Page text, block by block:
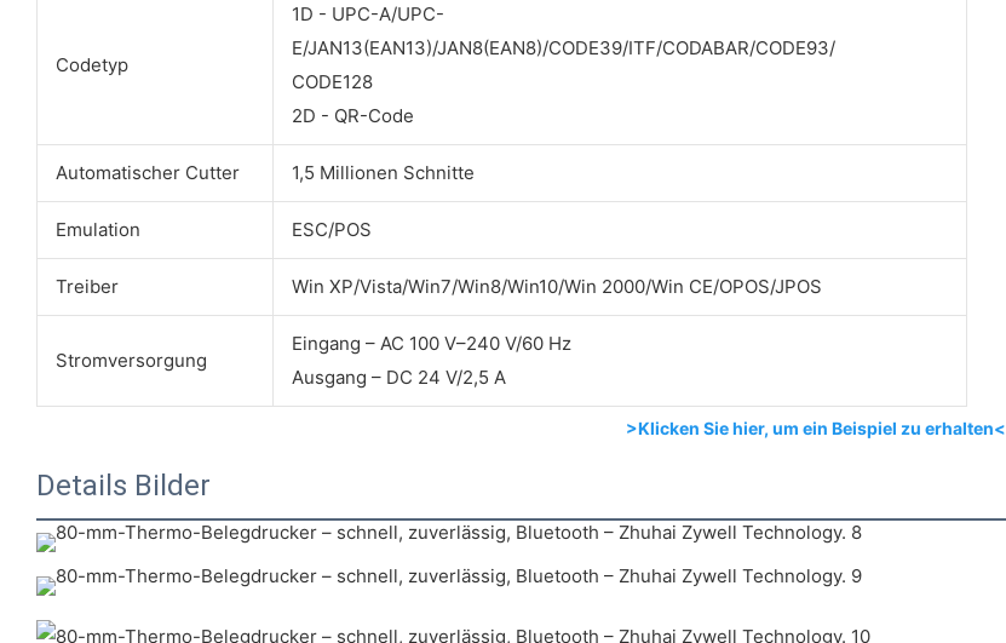
Codetyp
1D - UPC-A/UPC-
E/JAN13(EAN13)/JAN8(EAN8)/CODE39/ITF/CODABAR/CODE93/
CODE128
2D - QR-Code
Automatischer Cutter 1,5 Millionen Schnitte
Emulation ESC/POS
Treiber Win XP/Vista/Win7/Win8/Win10/Win 2000/Win CE/OPOS/JPOS
Stromversorgung
Eingang – AC 100 V–240 V/60 Hz
Ausgang – DC 24 V/2,5 A
>Klicken Sie hier, um ein Beispiel zu erhalten<
Details Bilder